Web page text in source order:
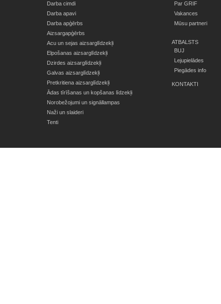
Darba cimdi
Darba apavi
Darba apģērbs
Aizsargapģērbs
Acu un sejas aizsarglīdzekļi
Elpošanas aizsarglīdzekļi
Dzirdes aizsarglīdzekļi
Galvas aizsarglīdzekļi
Pretkritiena aizsarglīdzekļi
Ādas tīrīšanas un kopšanas līdzekļi
Norobežojumi un signāllampas
Naži un slaideri
Tenti
Par GRIF
Vakances
Mūsu partneri
ATBALSTS
BUJ
Lejupielādes
Piegādes info
KONTAKTI